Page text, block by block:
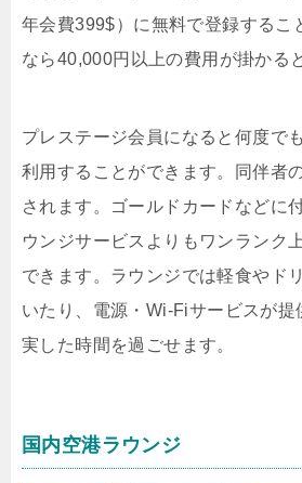
年会費399$）に無料で登録するこ
なら40,000円以上の費用が掛かる
プレステージ会員になると何度で
利用することができます。同伴者
されます。ゴールドカードなどに
ウンジサービスよりもワンランク
できます。ラウンジでは軽食やド
いたり、電源・Wi-Fiサービスが提
実した時間を過ごせます。
国内空港ラウンジ